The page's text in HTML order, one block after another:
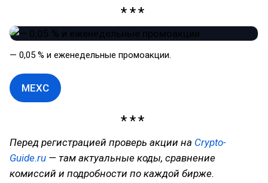
— 0,05 % и еженедельные промоакции.
MEXC
Перед регистрацией проверь акции на Crypto-
Guide.ru — там актуальные коды, сравнение
комиссий и подробности по каждой бирже.